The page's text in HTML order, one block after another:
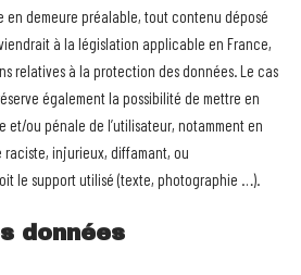
en demeure préalable, tout contenu déposé
à la législation applicable en France,
relatives à la protection des données. Le cas
également la possibilité de mettre en
et/ou pénale de l’utilisateur, notamment en
raciste, injurieux, diffamant, ou
le support utilisé (texte, photographie …).
données